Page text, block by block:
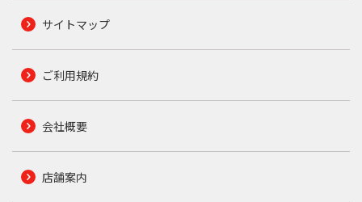
サイトマップ
ご利用規約
会社概要
店舗案内